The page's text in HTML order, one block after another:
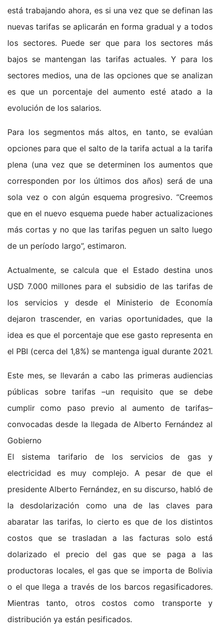
está trabajando ahora, es si una vez que se definan las
nuevas tarifas se aplicarán en forma gradual y a todos
los sectores. Puede ser que para los sectores más
bajos se mantengan las tarifas actuales. Y para los
sectores medios, una de las opciones que se analizan
es que un porcentaje del aumento esté atado a la
evolución de los salarios.
Para los segmentos más altos, en tanto, se evalúan
opciones para que el salto de la tarifa actual a la tarifa
plena (una vez que se determinen los aumentos que
corresponden por los últimos dos años) será de una
sola vez o con algún esquema progresivo. “Creemos
que en el nuevo esquema puede haber actualizaciones
más cortas y no que las tarifas peguen un salto luego
de un período largo”, estimaron.
Actualmente, se calcula que el Estado destina unos
USD 7.000 millones para el subsidio de las tarifas de
los servicios y desde el Ministerio de Economía
dejaron trascender, en varias oportunidades, que la
idea es que el porcentaje que ese gasto representa en
el PBI (cerca del 1,8%) se mantenga igual durante 2021.
Este mes, se llevarán a cabo las primeras audiencias
públicas sobre tarifas –un requisito que se debe
cumplir como paso previo al aumento de tarifas–
convocadas desde la llegada de Alberto Fernández al
Gobierno
El sistema tarifario de los servicios de gas y
electricidad es muy complejo. A pesar de que el
presidente Alberto Fernández, en su discurso, habló de
la desdolarización como una de las claves para
abaratar las tarifas, lo cierto es que de los distintos
costos que se trasladan a las facturas solo está
dolarizado el precio del gas que se paga a las
productoras locales, el gas que se importa de Bolivia
o el que llega a través de los barcos regasificadores.
Mientras tanto, otros costos como transporte y
distribución ya están pesificados.